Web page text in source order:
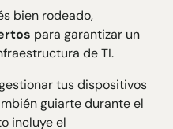
bien rodeado,
para garantizar un
de TI.
tus dispositivos
guiarte durante el
incluye el